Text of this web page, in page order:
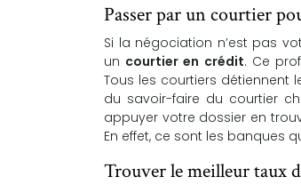
Passer par un courtier
Si la négociation n’est pas
un courtier en crédit. Ce
Tous les courtiers détiennent
du savoir-faire du courtier
appuyer votre dossier en
En effet, ce sont les banques
Trouver le meilleur taux